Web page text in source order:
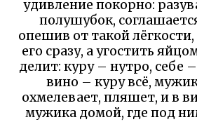
удивление покорно:
полушубок,
опешив от такой
его сразу, а угостить
делит: куру – нутро, себе
вино – куру всё,
охмелевает, пляшет, и в
мужика домой, где под